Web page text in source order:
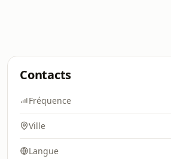
Contacts
Fréquence
Ville
Langue